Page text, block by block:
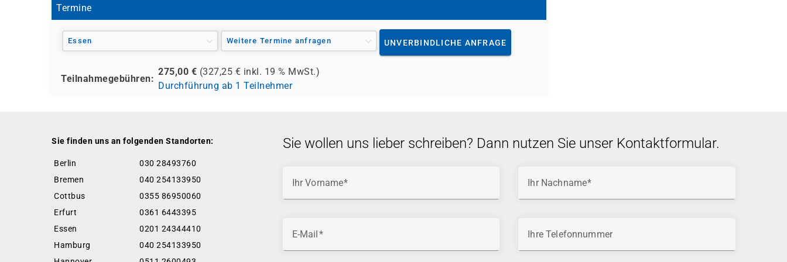
Termine
Essen Weitere Termine anfragen UNVERBINDLICHE ANFRAGE
Teilnahmegebühren:
275,00 € (327,25 € inkl. 19 % MwSt.)
Durchführung ab 1 Teilnehmer
Sie finden uns an folgenden Standorten:
Berlin
030 28493760
Bremen
040 254133950
Cottbus
0355 86950060
Erfurt
0361 6443395
Essen
0201 24344410
Hamburg
040 254133950
Sie wollen uns lieber schreiben? Dann nutzen Sie unser Kontaktformular.
Ihr Vorname Ihr Nachname
E-Mail Ihre Telefonnummer